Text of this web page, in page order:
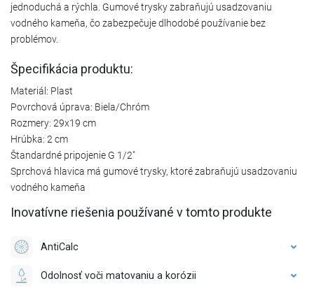
jednoduchá a rýchla. Gumové trysky zabraňujú usadzovaniu
vodného kameňa, čo zabezpečuje dlhodobé používanie bez
problémov.
Špecifikácia produktu:
Materiál: Plast
Povrchová úprava: Biela/Chróm
Rozmery: 29x19 cm
Hrúbka: 2 cm
Štandardné pripojenie G 1/2"
Sprchová hlavica má gumové trysky, ktoré zabraňujú usadzovaniu
vodného kameňa
Inovatívne riešenia používané v tomto produkte
AntiCalc
Odolnosť voči matovaniu a korózii